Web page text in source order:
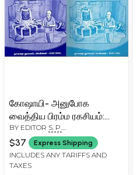
கோஷாயி- அனுபோக
வைத்திய பிரம்ம ரகசியம்:
Goshayi Anuboga
Vaithiya Bramma
Ragasiyam- in Tamil (Set
of 2 Volumes)
BY EDITOR S. P.
RAMACHANDRAN
$37 Express Shipping
INCLUDES ANY TARIFFS AND
TAXES